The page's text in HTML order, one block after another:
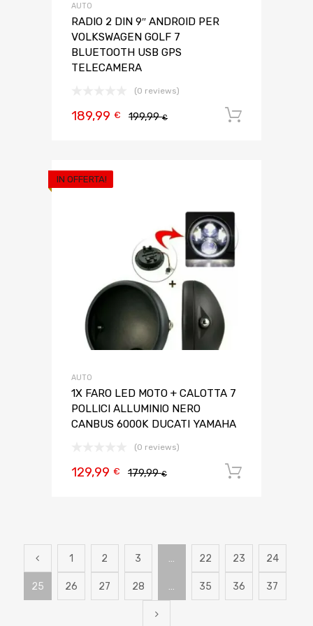
AUTO
RADIO 2 DIN 9″ ANDROID PER
VOLKSWAGEN GOLF 7
BLUETOOTH USB GPS
TELECAMERA
(0 reviews)
199,99€
189,99 €
IN OFFERTA!
AUTO
1X FARO LED MOTO + CALOTTA 7
POLLICI ALLUMINIO NERO
CANBUS 6000K DUCATI YAMAHA
(0 reviews)
179,99€
129,99 €
1 2 3 … 22 23 24
25 26 27 28 … 35 36 37